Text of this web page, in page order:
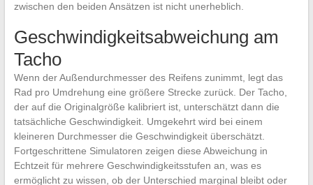
zwischen den beiden Ansätzen ist nicht unerheblich.
Geschwindigkeitsabweichung am
Tacho
Wenn der Außendurchmesser des Reifens zunimmt, legt das
Rad pro Umdrehung eine größere Strecke zurück. Der Tacho,
der auf die Originalgröße kalibriert ist, unterschätzt dann die
tatsächliche Geschwindigkeit. Umgekehrt wird bei einem
kleineren Durchmesser die Geschwindigkeit überschätzt.
Fortgeschrittene Simulatoren zeigen diese Abweichung in
Echtzeit für mehrere Geschwindigkeitsstufen an, was es
ermöglicht zu wissen, ob der Unterschied marginal bleibt oder